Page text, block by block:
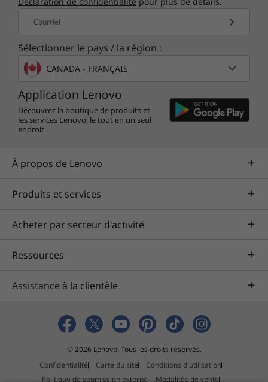
More Information
Full spec list for part numbers starting with 11CD
available here
*Not all specs available on lenovo.com
Specifications may vary depending on region/model and availability
Courriel
Sélectionner le pays / la région :
CANADA - FRANÇAIS
Application Lenovo
Découvrez la boutique de produits et
les services Lenovo, le tout en un seul
endroit.
À propos de Lenovo
Produits et services
Acheter par secteur d'activité
Ressources
Assistance à la clientèle
© 2026 Lenovo. Tous les droits réservés.
Confidentialité
Carte du site
Conditions d'utilisation
Politique de soumission externe
Modalités de vente